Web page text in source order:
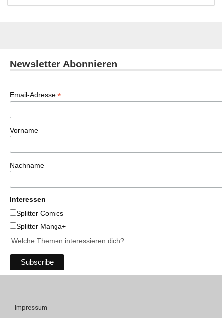
Newsletter Abonnieren
Email-Adresse *
Vorname
Nachname
Interessen
Splitter Comics
Splitter Manga+
Welche Themen interessieren dich?
Impressum